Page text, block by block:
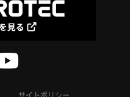
サイトポリシー